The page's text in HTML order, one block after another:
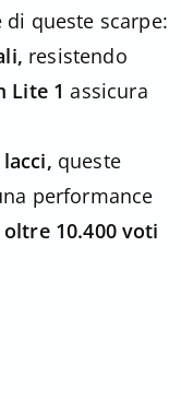
queste scarpe:
resistendo
Lite 1 assicura
queste
performance
oltre 10.400 voti